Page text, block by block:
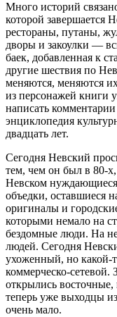
Много историй
которой завершается
рестораны, путаны,
дворы и закоулки —
баек, добавленная к
другие шествия по
меняются, меняются
из персонажей книги
написать
энциклопедия
двадцать лет.
Сегодня Невский
тем, чем он был в 80-
Невском
объедки, оставшиеся
оригиналы и
которыми немало на
бездомные люди. На
людей. Сегодня
ухоженный, но какой-
коммерческо-
открылись
теперь уже выходцы
очень мало.